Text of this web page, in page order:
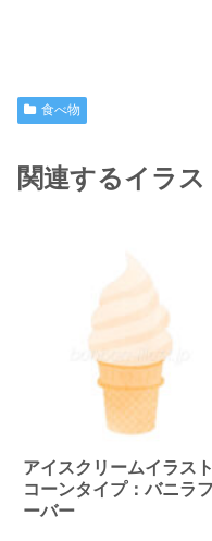
食べ物
関連するイラス
アイスクリームイラスト
コーンタイプ：バニラ
ーバー